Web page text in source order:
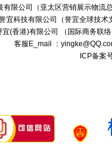
有限公司（亚太区营销展示物
宜科技有限公司（誉宜全球技
宜(香港)有限公司 （国际商务联
客服E_mail ：
ICP备案